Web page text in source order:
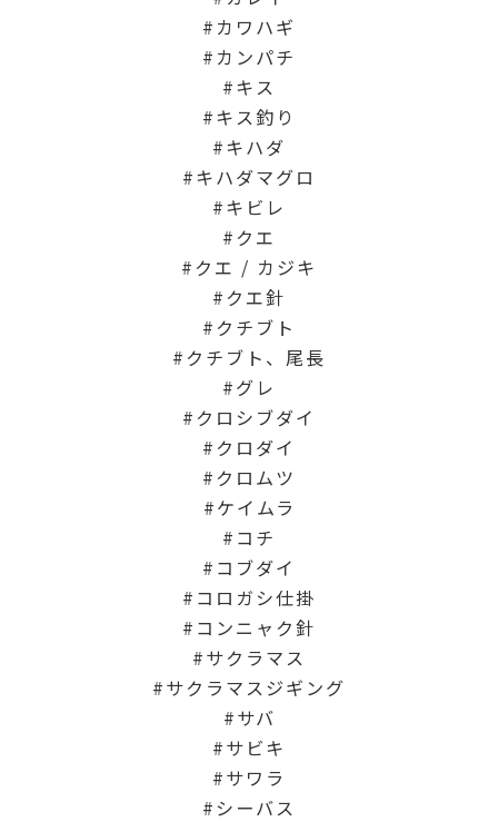
カワハギ
カンパチ
キス
キス釣り
キハダ
キハダマグロ
キビレ
クエ
クエ / カジキ
クエ針
クチブト
クチブト、尾長
グレ
クロシブダイ
クロダイ
クロムツ
ケイムラ
コチ
コブダイ
コロガシ仕掛
コンニャク針
サクラマス
サクラマスジギング
サバ
サビキ
サワラ
シーバス